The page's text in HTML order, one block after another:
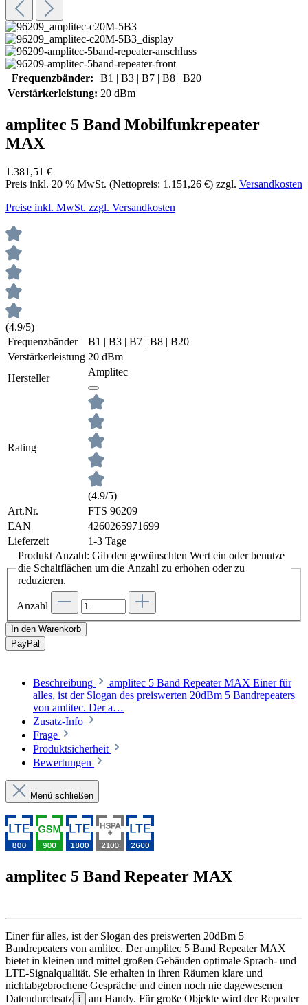
Frequenzbänder:
B1 | B3 | B7 | B8 | B20
Verstärkerleistung: 20 dBm
amplitec 5 Band Mobilfunkrepeater
MAX
1.381,51 €
Preis inkl. 20 % MwSt. (Nettopreis: 1.151,26 €) zzgl. Versandkosten
Preise inkl. MwSt. zzgl. Versandkosten
(4.9/5)
Frequenzbänder
B1 | B3 | B7 | B8 | B20
Verstärkerleistung 20 dBm
Hersteller
Amplitec
Rating
(4.9/5)
Art.Nr.
FTS 96209
EAN
4260265971699
Lieferzeit
1-3 Tage
Produkt Anzahl: Gib den gewünschten Wert ein oder benutze
die Schaltflächen um die Anzahl zu erhöhen oder zu
reduzieren.
Anzahl
In den Warenkorb
PayPal
Beschreibung
amplitec 5 Band Repeater MAX Einer für
alles, ist der Slogan des preiswerten 20dBm 5 Bandrepeaters
von amlitec. Der a…
Zusatz-Info
Frage
Produktsicherheit
Bewertungen
Menü schließen
amplitec 5 Band Repeater MAX
Einer für alles, ist der Slogan des preiswerten 20dBm 5
Bandrepeaters von amlitec. Der amplitec 5 Band Repeater MAX
bietet in kleinen und mittel großen Gebäuden optimale Sprach- und
LTE-Signalqualität. Sie erhalten in ihren Räumen klare und
nichtabgebrochene Gespräche und einen noch nie dagewesenen
Datendurchsatz i
am Handy. Für große Objekte wird der Repeater